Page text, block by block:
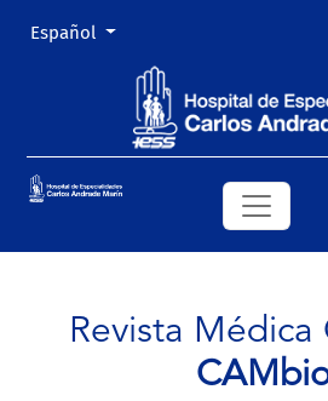
Cambiar el idioma. El actual es:
Español
Revista Médica